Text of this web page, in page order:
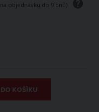
objednávku do 9 dnů)
KOŠÍKU